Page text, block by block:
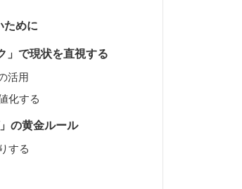
ために
」で現状を直視する
活用
化する
の黄金ルール
する